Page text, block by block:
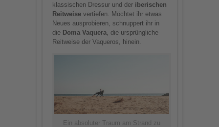
klassischen Dressur und der iberischen
Reitweisevertiefen. Möchtet ihr etwas
Neues ausprobieren, schnuppert ihr in
die Doma Vaquera, die ursprüngliche
Reitweise der Vaqueros, hinein.
Ein absoluter Traum am Strand zu